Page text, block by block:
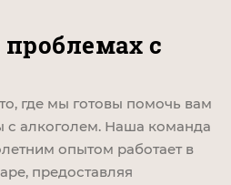
с
где мы готовы помочь вам
с алкоголем. Наша команда
опытом работает в
предоставляя